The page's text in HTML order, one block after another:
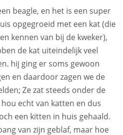
beagle, en het is een super
opgegroeid met een kat (die
kennen van bij de kweker),
de kat uiteindelijk veel
hij ging er soms gewoon
en daardoor zagen we de
Ze zat steeds onder de
echt van katten en dus
een kitten in huis gehaald.
van zijn geblaf, maar hoe